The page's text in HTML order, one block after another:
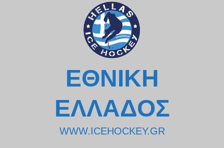
ΕΘΝΙΚΗ
ΕΛΛΑΔΟΣ
WWW.ICEHOCKEY.GR